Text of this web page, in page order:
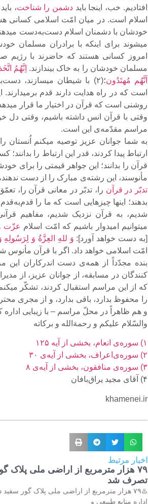
افتادیم. خب، اینجا بایددشمن را شناخت،
اسلام است. در میان امّت اسلامى کسانى
خودشان با دشمنان اسلام دست‌به‌دست
میشوند براى اینکه با برادران مسلمان
امروز کسانى هستند که حاضرند با رژیم
مسلمان خودشان را به خاک بیندازند. اِنَّهُمُ
اَنَّهُم مُهتَدُون
؛(۲) با شیطان میسازند،
است که در راه هدایت دارند قدم برمیدارند.
روشنى است که قرآن در اختیار ما قرار میدهد،
وقتى با قرآن انس داشته باشیم، وقتى دل
مراسم مقدّمه‌ى این است.
به شما جوانان عزیز توصیه میکنم اُنستان
ارتباط پیدا کردند، قدر این ارتباط را
قرآن را بدانند؛ این جواهر قیمتى را براى
مأنوسند، این رشته‌ى مبارک را از دست
تدبّر در قرآن را، تدبّر در معانى قرآن را،
بدهند؛ اینها چیزهایى است که ما را
شدیم، به قرآن نزدیک شدیم، مفاهیم
میتوانیم امیدوار باشیم که امّت اسلام عزّت
[به دست خواهد آورد]: وَ للهِ‌ العِزَّةُ وَ لِرَسُولِهِ
امّت اسلامى خواهد داد. اگر با قرآن مأنوس
بنده مجدّداً از همه‌ى دست ‌اندرکاران این
کنندگان در مسابقه، از جوانان عزیز، از
که از این مراسم استقبال کردند، تشکّر
را محفوظ بدارد، باقى بدارد، و از مجرى
و هم ظاهراً در محلّ مراسم – با زیبایى اداره کردند،(۴)
والسّلام علیکم و رحمةالله و برکاته‌
۱) سوره‌ى انعام، بخشى از آیه ۱۲۵
۲) سوره‌ى‌اعراف، بخشى از آیه‌ى ۳۰
۳) سوره‌ى منافقون، بخشى از آیه‌ى ۸
۴) آقاى مجید یراق‌بافان‌
khamenei.ir
اخبار مرتبط
۷۹ هزار مترمربع از اراضی ملی
تصرف شد
♨️۷۹ هزار مترمربع از اراضی ملی پلاک گور
اداره منابع طبیعی و